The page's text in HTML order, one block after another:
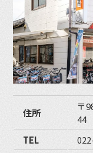
住所
〒
44
TEL